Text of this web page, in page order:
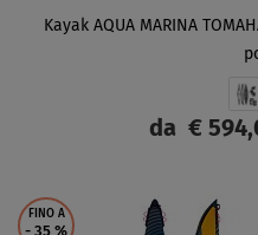
Kayak AQUA MARINA
da€
FINO A